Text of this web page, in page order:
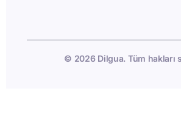
© 2026 Dilgua. Tüm hakları